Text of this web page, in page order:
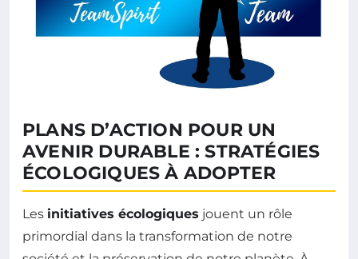
PLANS D’ACTION POUR UN
AVENIR DURABLE : STRATÉGIES
ÉCOLOGIQUES À ADOPTER
Les initiatives écologiques jouent un rôle
primordial dans la transformation de notre